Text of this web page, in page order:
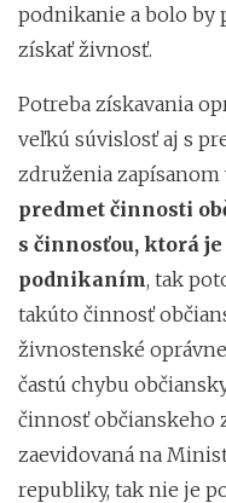
podnikanie a bolo by
získať živnosť.
Potreba získavania
veľkú súvislosť aj s
združenia zapísanom
predmet činnosti
s činnosťou, ktorá
podnikaním, tak
takúto činnosť
živnostenské
častú chybu
činnosť občianskeho
zaevidovaná na
republiky, tak nie je